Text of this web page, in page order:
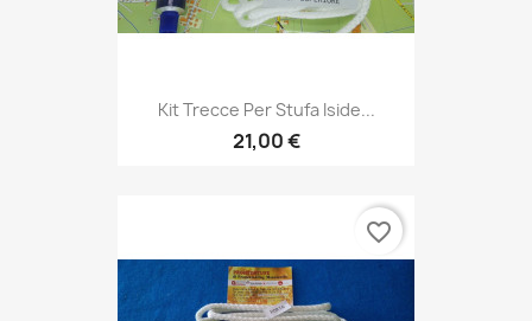
Kit Trecce Per Stufa Iside...
21,00 €
favorite_border